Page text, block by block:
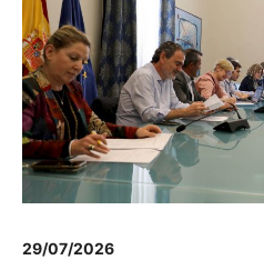
29/07/2026